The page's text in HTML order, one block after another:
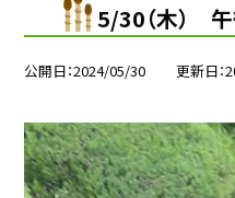
5/30（木）
公開日 2024/05/30 更新日